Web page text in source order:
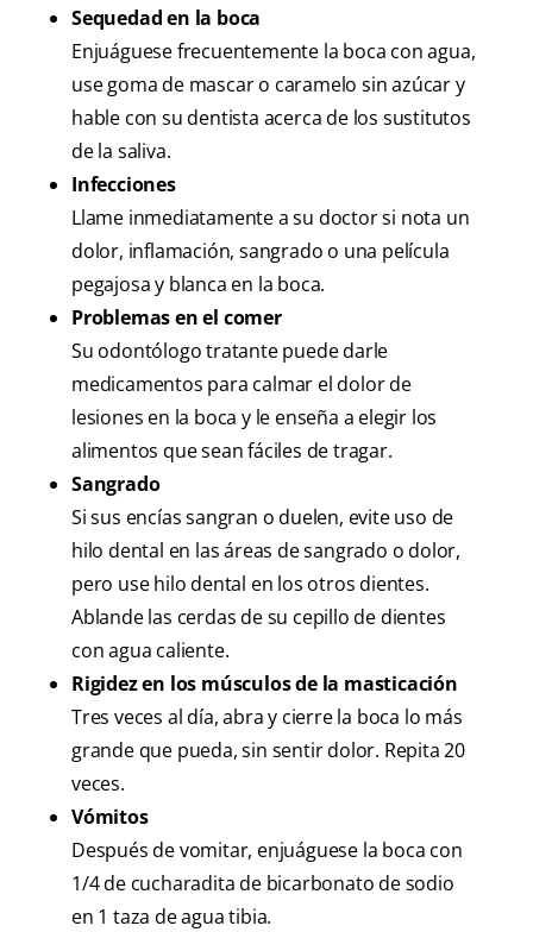
Sequedad en la boca
Enjuáguese frecuentemente la boca con agua,
use goma de mascar o caramelo sin azúcar y
hable con su dentista acerca de los sustitutos
de la saliva.
Infecciones
Llame inmediatamente a su doctor si nota un
dolor, inflamación, sangrado o una película
pegajosa y blanca en la boca.
Problemas en el comer
Su odontólogo tratante puede darle
medicamentos para calmar el dolor de
lesiones en la boca y le enseña a elegir los
alimentos que sean fáciles de tragar.
Sangrado
Si sus encías sangran o duelen, evite uso de
hilo dental en las áreas de sangrado o dolor,
pero use hilo dental en los otros dientes.
Ablande las cerdas de su cepillo de dientes
con agua caliente.
Rigidez en los músculos de la masticación
Tres veces al día, abra y cierre la boca lo más
grande que pueda, sin sentir dolor. Repita 20
veces.
Vómitos
Después de vomitar, enjuáguese la boca con
1/4 de cucharadita de bicarbonato de sodio
en 1 taza de agua tibia.